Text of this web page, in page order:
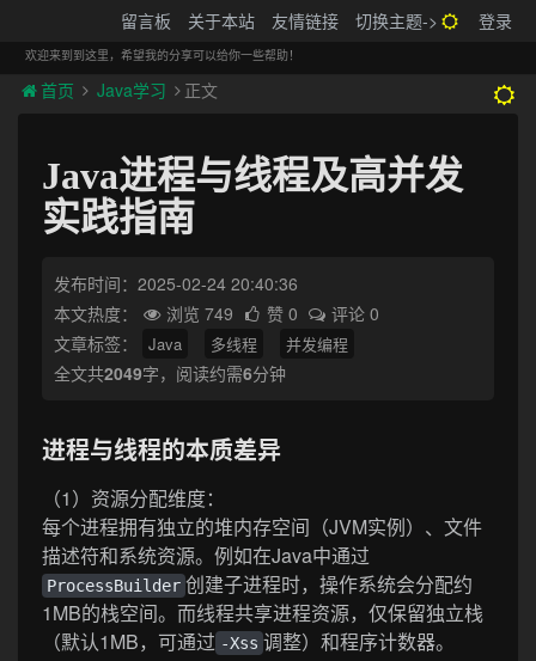
留言板 关于本站 友情链接 切换主题-> 登录
欢迎来到到这里，希望我的分享可以给你一些帮助！
首页 Java学习 正文
Java进程与线程及高并发
实践指南
发布时间：2025-02-24 20:40:36
本文热度：
浏览 749 赞 0
评论 0
文章标签：
Java 多线程 并发编程
全文共2049字，阅读约需6分钟
进程与线程的本质差异
（1）资源分配维度：
每个进程拥有独立的堆内存空间（JVM实例）、文件
描述符和系统资源。例如在Java中通过
ProcessBuilder 创建子进程时，操作系统会分配约
1MB的栈空间。而线程共享进程资源，仅保留独立栈
（默认1MB，可通过 -Xss 调整）和程序计数器。